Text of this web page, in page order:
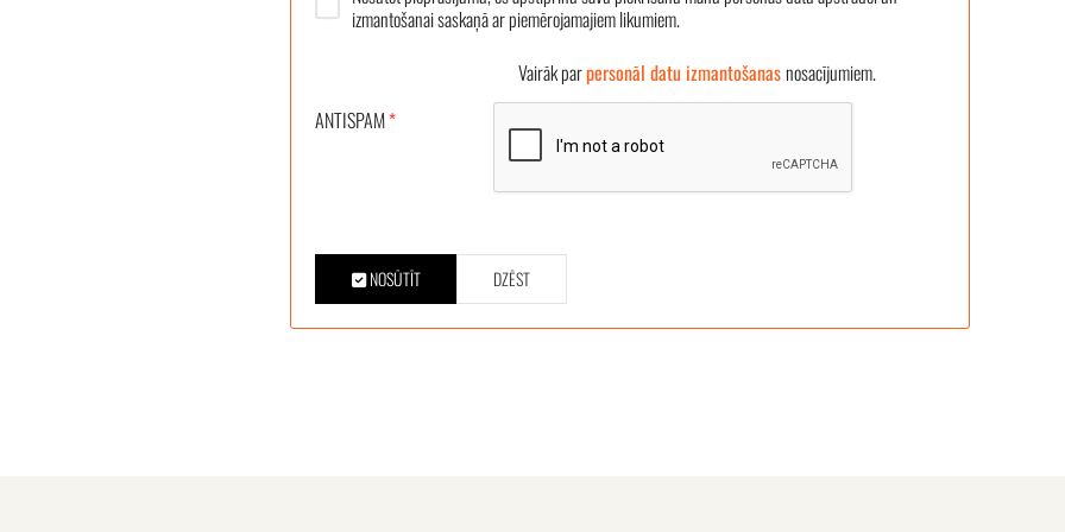
izmantošanai saskaņā ar piemērojamajiem likumiem.
Vairāk parpersonāl datu izmantošanasnosacījumiem.
ANTISPAM*
NOSŪTĪT DZĒST